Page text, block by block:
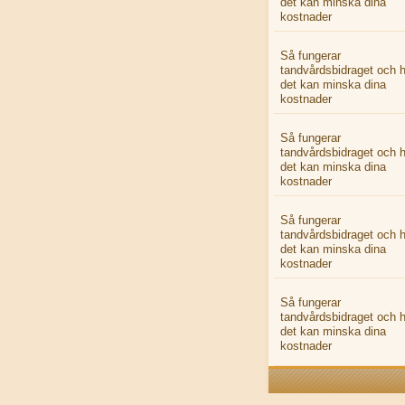
kostnader
Så fungerar
tandvårdsbidraget och
det kan minska dina
kostnader
Så fungerar
tandvårdsbidraget och
det kan minska dina
kostnader
Så fungerar
tandvårdsbidraget och
det kan minska dina
kostnader
Så fungerar
tandvårdsbidraget och
det kan minska dina
kostnader